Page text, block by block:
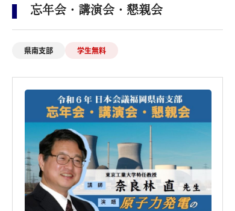
忘年会・講演会・懇親会
県南支部 学生無料